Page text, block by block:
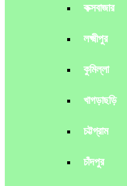
কক্সবাজার
লক্ষ্মীপুর
কুমিল্লা
খাগড়াছড়ি
চট্টগ্রাম
চাঁদপুর